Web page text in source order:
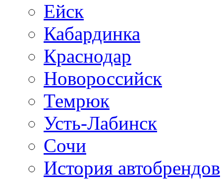
Ейск
Кабардинка
Краснодар
Новороссийск
Темрюк
Усть-Лабинск
Сочи
История автобрендов